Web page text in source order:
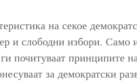
на секое
и слободни избори. Само
почитуваат принципите
за демократски